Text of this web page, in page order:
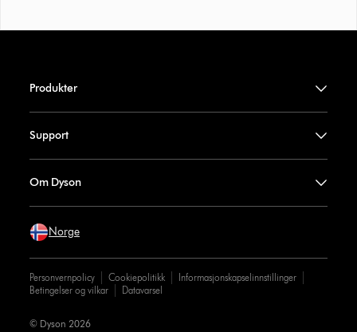
Produkter
Support
Om Dyson
Norge
Personvernpolicy Cookiepolitikk
Informasjonskapselinnstillinger
Betingelser og vilkar
Datavarsel
© Dyson 2026